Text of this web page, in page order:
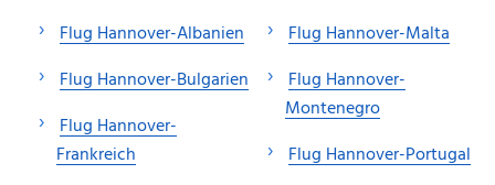
Flug Hannover-Albanien
Flug Hannover-Bulgarien
Flug Hannover-
Frankreich
Flug Hannover-Malta
Flug Hannover-
Montenegro
Flug Hannover-Portugal